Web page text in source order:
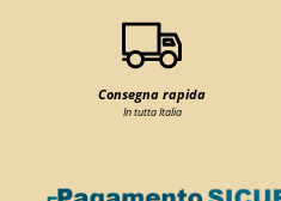
Consegna rapida
In tutta Italia